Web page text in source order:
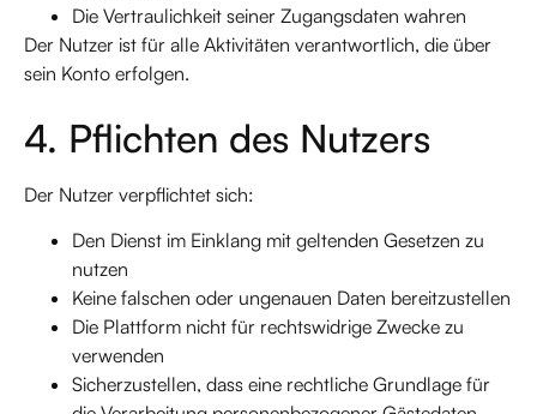
Die Vertraulichkeit seiner Zugangsdaten wahren
Der Nutzer ist für alle Aktivitäten verantwortlich, die über
sein Konto erfolgen.
4. Pflichten des Nutzers
Der Nutzer verpflichtet sich:
Den Dienst im Einklang mit geltenden Gesetzen zu
nutzen
Keine falschen oder ungenauen Daten bereitzustellen
Die Plattform nicht für rechtswidrige Zwecke zu
verwenden
Sicherzustellen, dass eine rechtliche Grundlage für